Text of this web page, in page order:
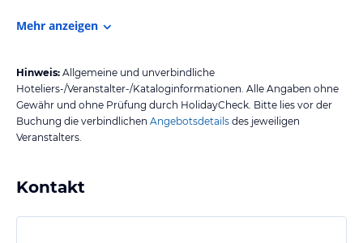
Mehr anzeigen
Hinweis: Allgemeine und unverbindliche
Hoteliers-/Veranstalter-/Kataloginformationen. Alle Angaben ohne
Gewähr und ohne Prüfung durch HolidayCheck. Bitte lies vor der
Buchung die verbindlichen Angebotsdetails des jeweiligen
Veranstalters.
Kontakt